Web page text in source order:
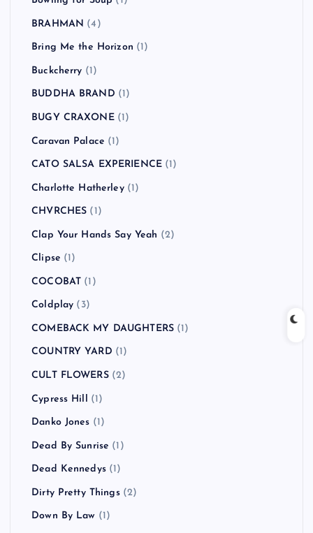
BRAHMAN (4)
Bring Me the Horizon (1)
Buckcherry (1)
BUDDHA BRAND (1)
BUGY CRAXONE(1)
Caravan Palace (1)
CATO SALSA EXPERIENCE (1)
Charlotte Hatherley(1)
CHVRCHES (1)
Clap Your Hands Say Yeah (2)
Clipse (1)
COCOBAT (1)
Coldplay (3)
COMEBACK MY DAUGHTERS (1)
COUNTRY YARD (1)
CULT FLOWERS(2)
Cypress Hill (1)
Danko Jones (1)
Dead By Sunrise (1)
Dead Kennedys(1)
Dirty Pretty Things(2)
Down By Law (1)